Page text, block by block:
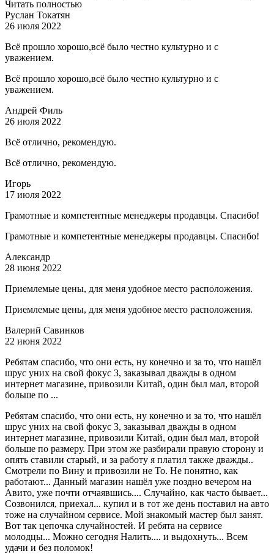
Читать полностью
Руслан Токатян
26 июля 2022
Всё прошло хорошо,всё было честно культурно и с
уважением.
Всё прошло хорошо,всё было честно культурно и с
уважением.
Андрей Филь
26 июля 2022
Всё отлично, рекомендую.
Всё отлично, рекомендую.
Игорь
17 июля 2022
Грамотные и компетентные менеджеры продавцы. Спасибо!
Грамотные и компетентные менеджеры продавцы. Спасибо!
Александр
28 июня 2022
Приемлемые цены, для меня удобное место расположения.
Приемлемые цены, для меня удобное место расположения.
Валерий Савинков
22 июня 2022
Ребятам спасибо, что они есть, ну конечно и за то, что нашёл
шрус уних на свой фокус 3, заказывал дважды в одном
интернет магазине, привозили Китай, один был мал, второй
больше по ...
Ребятам спасибо, что они есть, ну конечно и за то, что нашёл
шрус уних на свой фокус 3, заказывал дважды в одном
интернет магазине, привозили Китай, один был мал, второй
больше по размеру. При этом же разбирали правую сторону и
опять ставили старый, и за работу я платил также дважды..
Смотрели по Вину и привозили не То. Не понятно, как
работают... Данный магазин нашёл уже поздно вечером на
Авито, уже почти отчаявшись.... Случайно, как часто бывает...
Созвонился, приехал... купил и в тот же день поставил на авто
тоже на случайном сервисе. Мой знакомый мастер был занят.
Вот так цепочка случайностей. И ребята на сервисе
молодцы... Можно сегодня Налить.... и выдохнуть... Всем
удачи и без поломок!